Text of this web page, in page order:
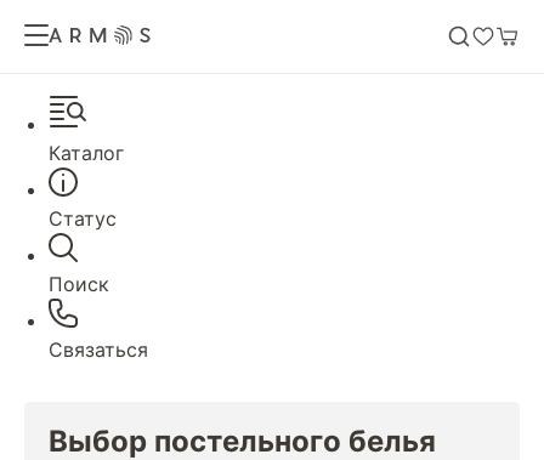
Каталог
Статус
Поиск
Связаться
Выбор постельного белья